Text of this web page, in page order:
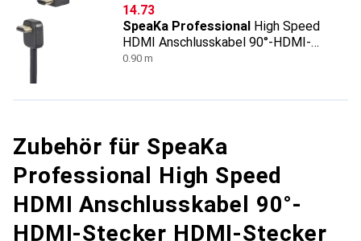
CHF
14.73
SpeaKa Professional High Speed
HDMI Anschlusskabel 90°-HDMI-
Stecker HDMI-Stecker mit Ethernet
0.90 m
Zubehör für SpeaKa
Professional High Speed
HDMI Anschlusskabel 90°-
HDMI-Stecker HDMI-Stecker